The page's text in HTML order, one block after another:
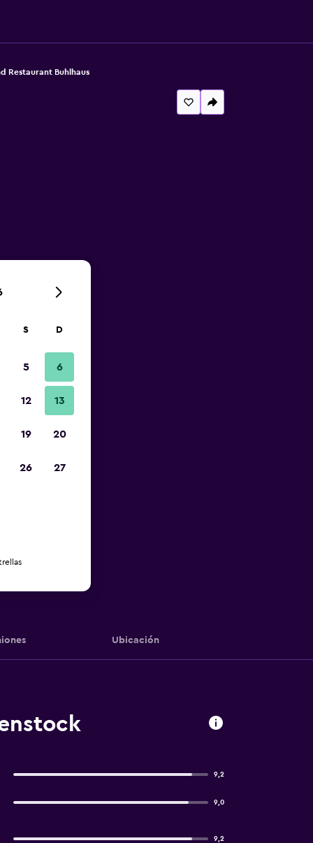
Restaurant Buhlhaus
Ubicación
9,2
9,0
9,2
S D
5 6
12 13
19 20
26 27